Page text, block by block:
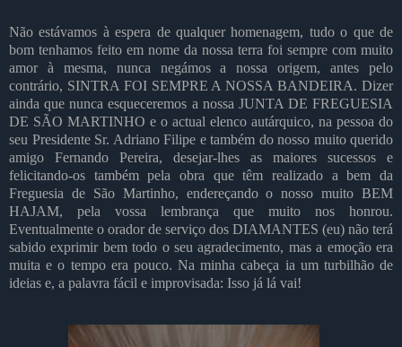
Não estávamos à espera de qualquer homenagem, tudo o que de
bom tenhamos feito em nome da nossa terra foi sempre com muito
amor à mesma, nunca negámos a nossa origem, antes pelo
contrário, SINTRA FOI SEMPRE A NOSSA BANDEIRA. Dizer
ainda que nunca esqueceremos a nossa JUNTA DE FREGUESIA
DE SÃO MARTINHO e o actual elenco autárquico, na pessoa do
seu Presidente Sr. Adriano Filipe e também do nosso muito querido
amigo Fernando Pereira, desejar-lhes as maiores sucessos e
felicitando-os também pela obra que têm realizado a bem da
Freguesia de São Martinho, endereçando o nosso muito BEM
HAJAM, pela vossa lembrança que muito nos honrou.
Eventualmente o orador de serviço dos DIAMANTES (eu) não terá
sabido exprimir bem todo o seu agradecimento, mas a emoção era
muita e o tempo era pouco. Na minha cabeça ia um turbilhão de
ideias e, a palavra fácil e improvisada: Isso já lá vai!